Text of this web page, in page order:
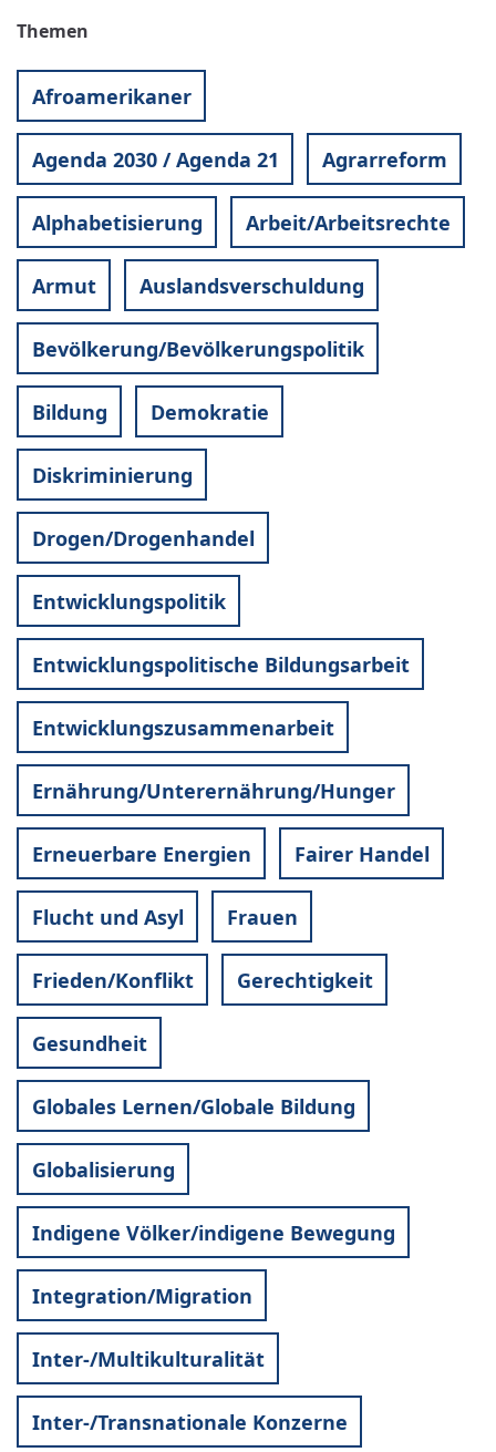
Themen
Afroamerikaner
Agenda 2030 / Agenda 21 Agrarreform
Alphabetisierung Arbeit/Arbeitsrechte
Armut Auslandsverschuldung
Bevölkerung/Bevölkerungspolitik
Bildung Demokratie
Diskriminierung
Drogen/Drogenhandel
Entwicklungspolitik
Entwicklungspolitische Bildungsarbeit
Entwicklungszusammenarbeit
Ernährung/Unterernährung/Hunger
Erneuerbare Energien Fairer Handel
Flucht und Asyl Frauen
Frieden/Konflikt Gerechtigkeit
Gesundheit
Globales Lernen/Globale Bildung
Globalisierung
Indigene Völker/indigene Bewegung
Integration/Migration
Inter-/Multikulturalität
Inter-/Transnationale Konzerne